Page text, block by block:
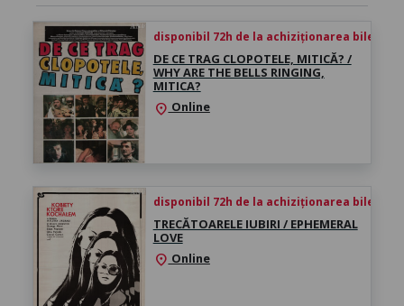
disponibil 72h de la achiziționarea biletului
DE CE TRAG CLOPOTELE, MITICĂ? /
WHY ARE THE BELLS RINGING,
MITICA?
location_on Online
disponibil 72h de la achiziționarea biletului
TRECĂTOARELE IUBIRI / EPHEMERAL
LOVE
location_on Online